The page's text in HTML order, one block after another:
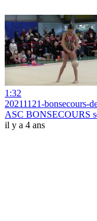
1:32
20211121-bonsecours-
ASC BONSECOURS
il y a 4 ans